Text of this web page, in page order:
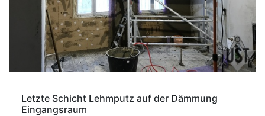
Letzte Schicht Lehmputz auf der Dämmung
Eingangsraum